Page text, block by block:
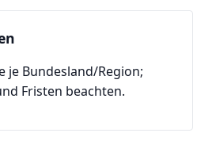
je Bundesland/Region;
Fristen beachten.